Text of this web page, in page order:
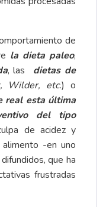
de
la dieta paleo,
, las dietas de
Wilder, etc.) o
real esta última
del tipo
de acidez y
alimento -en uno
que ha
frustradas